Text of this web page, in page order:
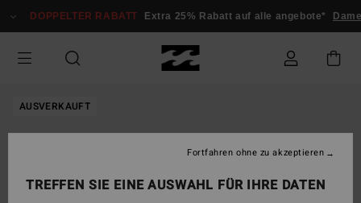
zur
springen
DOPPELTER RABATT Extra 25% Rabatt auf alle angebote* Damen
AUSVERKAUFT
TREFFEN SIE EINE AUSWAHL FÜR IHRE DATEN
Fortfahren ohne zu akzeptieren